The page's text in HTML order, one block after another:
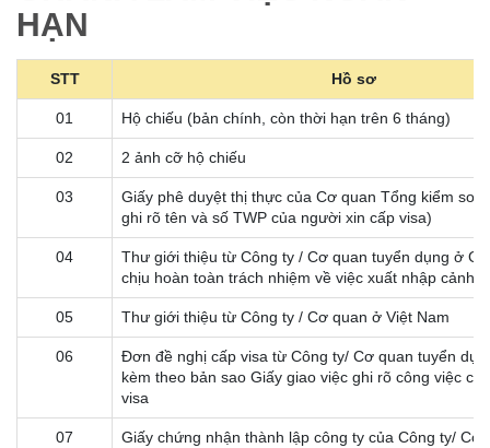
HẠN
STT Hồ sơ
01 Hộ chiếu (bản chính, còn thời hạn trên 6 tháng)
02 2 ảnh cỡ hộ chiếu
03
Giấy phê duyệt thị thực của Cơ quan Tổng kiểm
ghi rõ tên và số TWP của người xin cấp visa)
04
Thư giới thiệu từ Công ty / Cơ quan tuyển dụng ở
chịu hoàn toàn trách nhiệm về việc xuất nhập cảnh
05 Thư giới thiệu từ Công ty / Cơ quan ở Việt Nam
06
Đơn đề nghị cấp visa từ Công ty/ Cơ quan tuyển
kèm theo bản sao Giấy giao việc ghi rõ công việc
visa
07
Giấy chứng nhận thành lập công ty của Công ty/ Cơ